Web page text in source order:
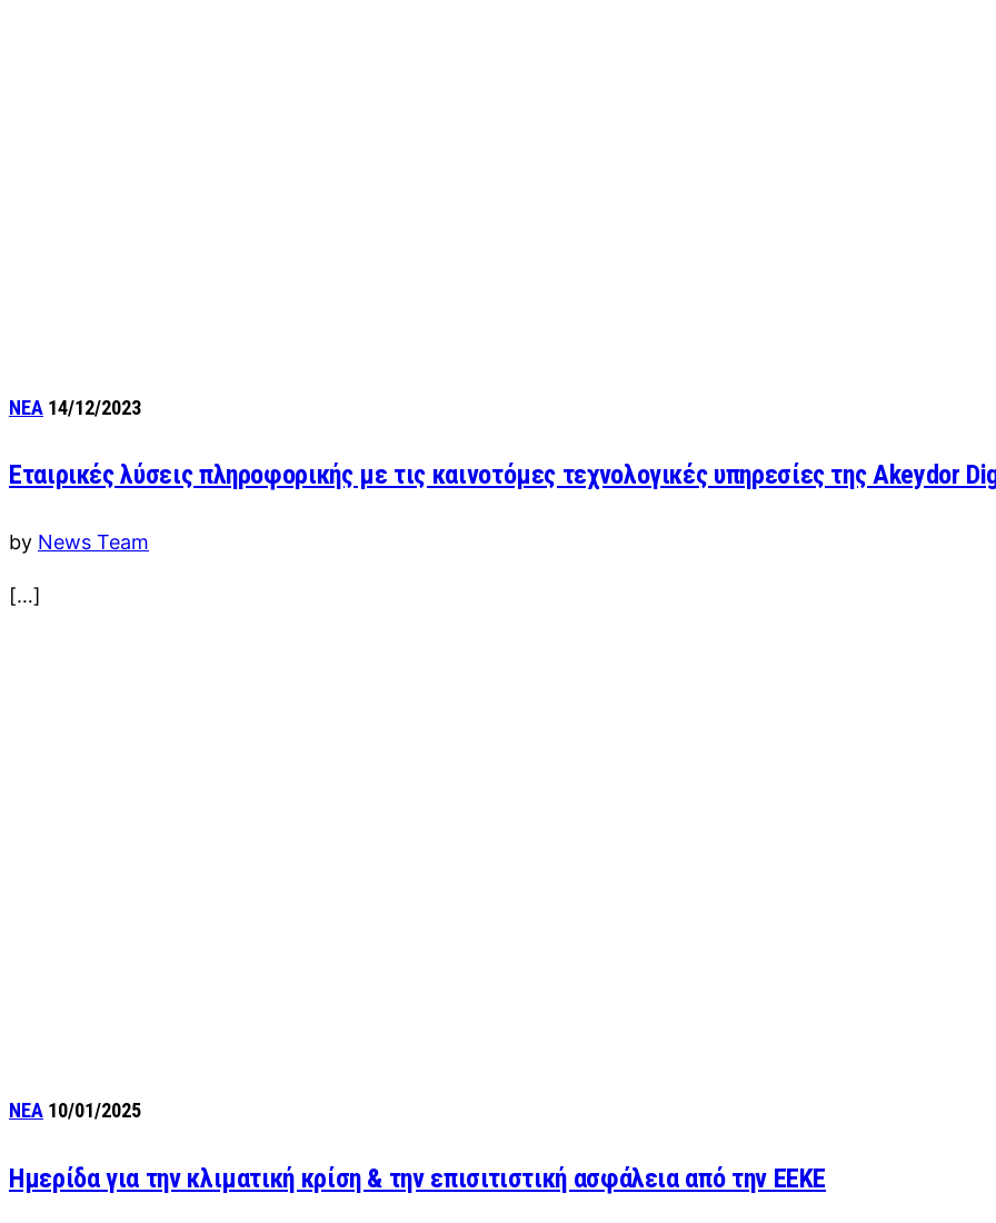
ΝΕΑ 14/12/2023
Εταιρικές λύσεις πληροφορικής με τις καινοτόμες τεχνολογικές υπηρεσίες της Akeydor
by News Team
[…]
ΝΕΑ 10/01/2025
Ημερίδα για την κλιματική κρίση & την επισιτιστική ασφάλεια από την ΕΕΚΕ